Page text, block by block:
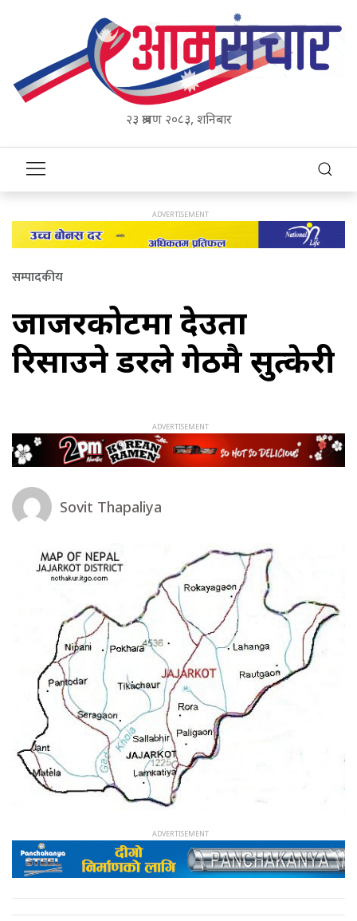
२३ श्रावण २०८३, शनिबार
सम्पादकीय
जाजरकोटमा देउता
रिसाउने डरले गेठमै सुत्केरी
Sovit Thapaliya